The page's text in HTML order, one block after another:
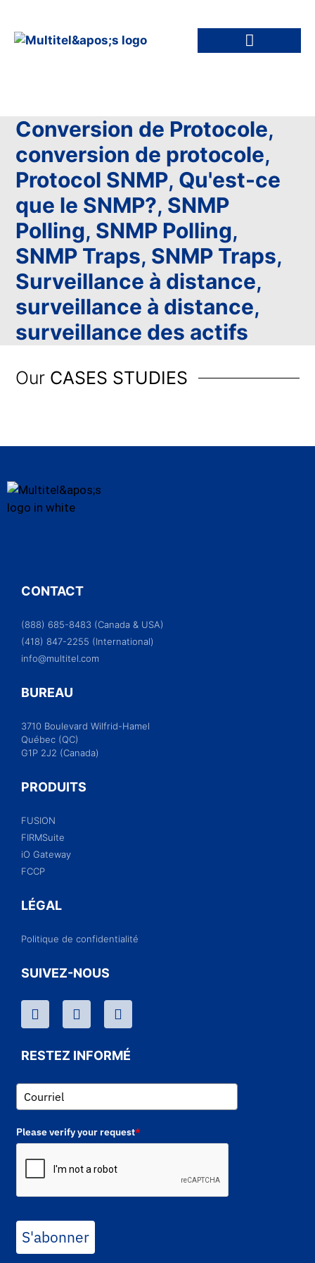
Conversion de Protocole,
conversion de protocole,
Protocol SNMP, Qu'est-ce
que le SNMP?, SNMP
Polling, SNMP Polling,
SNMP Traps, SNMP Traps,
Surveillance à distance,
surveillance à distance,
surveillance des actifs
Our CASES STUDIES
CONTACT
(888) 685-8483 (Canada & USA)
(418) 847-2255 (International)
info@multitel.com
BUREAU
3710 Boulevard Wilfrid-Hamel
Québec (QC)
G1P 2J2 (Canada)
PRODUITS
FUSION
FIRMSuite
iO Gateway
FCCP
LÉGAL
Politique de confidentialité
SUIVEZ-NOUS
RESTEZ INFORMÉ
Please verify your request*
S'abonner